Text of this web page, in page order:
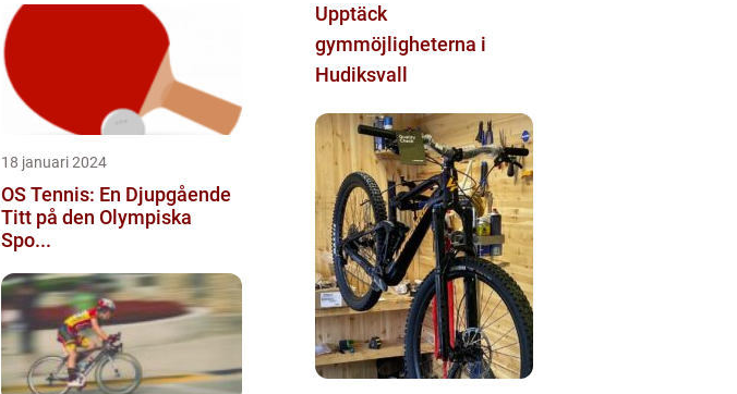
18 januari 2024
OS Tennis: En Djupgående
Titt på den Olympiska
Spo...
Upptäck
gymmöjligheterna i
Hudiksvall